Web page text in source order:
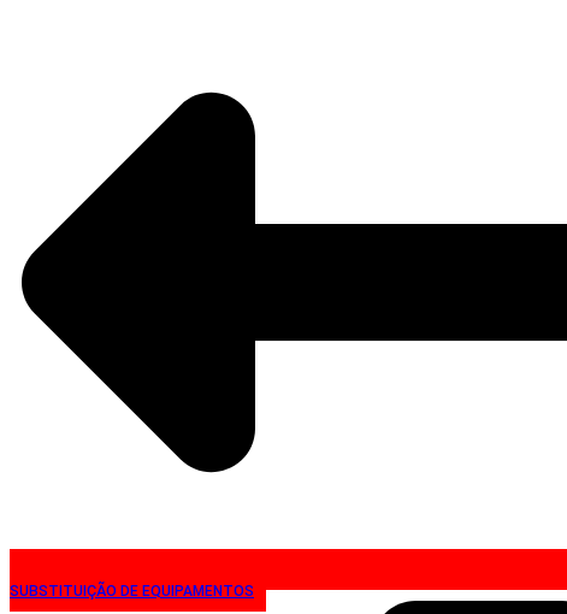
SUBSTITUIÇÃO DE EQUIPAMENTOS